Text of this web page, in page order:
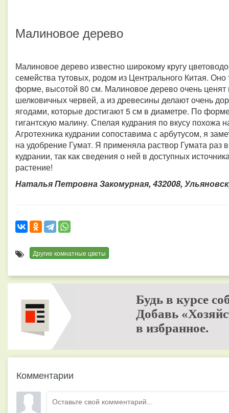
Малиновое дерево
Малиновое дерево известно широкому кругу
семейства тутовых, родом из Центрального Китая.
форме, высотой 80 см. Малиновое дерево очень ценят
шелковичных червей, а из древесины делают очень
ягодами, которые достигают 5 см в диаметре. По
гигантскую малину. Спелая кудрания по вкусу похожа
Агротехника кудрании сопоставима с арбутусом, я
на удобрение Гумат. Я применяла раствор Гумата
кудрании, так как сведения о ней в доступных
растение!
Наталья Петровна Закомурная, 432008,
Другие комнатные цветы
Будь в курсе
Добавь
в избранное.
Комментарии